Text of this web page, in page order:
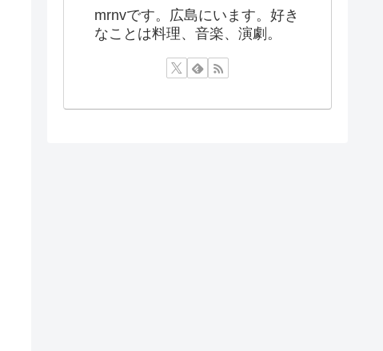
mrnvです。広島にいます。好き
なことは料理、音楽、演劇。